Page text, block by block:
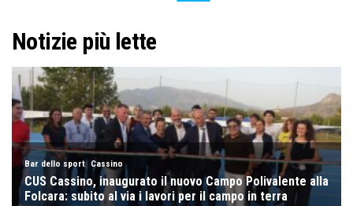
Notizie più lette